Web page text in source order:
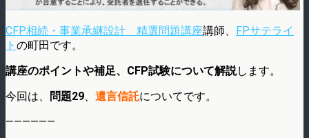
CFP相続・事業承継設計 精選問題講座講師、 FPサテライ
ト の町田です。
講座のポイントや補足、CFP試験について解説します。
今回は、
問題29、 遺言信託についてです。
——————